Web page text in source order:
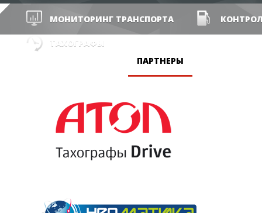
МОНИТОРИНГ ТРАНСПОРТА
ТАХОГРАФЫ
ПАРТНЕРЫ